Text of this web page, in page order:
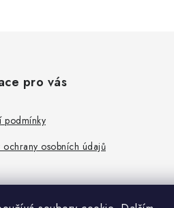
pro vás
podmínky
ochrany osobních údajů